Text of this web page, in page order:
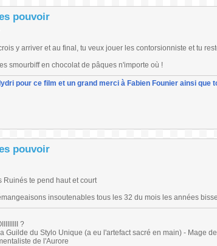
pouvoir
y arriver et au final, tu veux jouer les contorsionniste et tu
smourbiff en chocolat de pâques n'importe où !
pour ce film et un grand merci à Fabien Founier ainsi que
pouvoir
Ruinés te pend haut et court
insoutenables tous les 32 du mois les années
?
Guilde du Stylo Unique (a eu l'artefact sacré en main) - Mage
de l'Aurore